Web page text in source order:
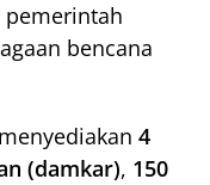
bencana
4
(damkar), 150